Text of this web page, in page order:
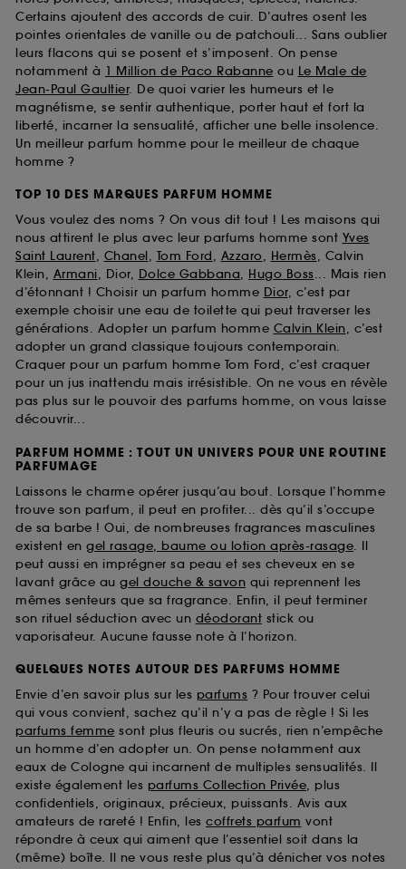
Certains ajoutent des accords de cuir. D’autres osent les
pointes orientales de vanille ou de patchouli... Sans oublier
leurs flacons qui se posent et s’imposent. On pense
notamment à 1 Million de Paco Rabanne ou Le Male de
Jean-Paul Gaultier. De quoi varier les humeurs et le
magnétisme, se sentir authentique, porter haut et fort la
liberté, incarner la sensualité, afficher une belle insolence.
Un meilleur parfum homme pour le meilleur de chaque
homme ?
TOP 10 DES MARQUES PARFUM HOMME
Vous voulez des noms ? On vous dit tout ! Les maisons qui
nous attirent le plus avec leur parfums homme sont Yves
Saint Laurent, Chanel, Tom Ford, Azzaro, Hermès, Calvin
Klein, Armani, Dior, Dolce Gabbana, Hugo Boss... Mais rien
d’étonnant ! Choisir un parfum homme Dior, c’est par
exemple choisir une eau de toilette qui peut traverser les
générations. Adopter un parfum homme Calvin Klein, c’est
adopter un grand classique toujours contemporain.
Craquer pour un parfum homme Tom Ford, c’est craquer
pour un jus inattendu mais irrésistible. On ne vous en révèle
pas plus sur le pouvoir des parfums homme, on vous laisse
découvrir...
PARFUM HOMME : TOUT UN UNIVERS POUR UNE ROUTINE
PARFUMAGE
Laissons le charme opérer jusqu’au bout. Lorsque l’homme
trouve son parfum, il peut en profiter... dès qu’il s’occupe
de sa barbe ! Oui, de nombreuses fragrances masculines
existent en gel rasage, baume ou lotion après-rasage. Il
peut aussi en imprégner sa peau et ses cheveux en se
lavant grâce au gel douche & savon qui reprennent les
mêmes senteurs que sa fragrance. Enfin, il peut terminer
son rituel séduction avec un déodorant stick ou
vaporisateur. Aucune fausse note à l’horizon.
QUELQUES NOTES AUTOUR DES PARFUMS HOMME
Envie d’en savoir plus sur les parfums ? Pour trouver celui
qui vous convient, sachez qu’il n’y a pas de règle ! Si les
parfums femme sont plus fleuris ou sucrés, rien n’empêche
un homme d’en adopter un. On pense notamment aux
eaux de Cologne qui incarnent de multiples sensualités. Il
existe également les parfums Collection Privée, plus
confidentiels, originaux, précieux, puissants. Avis aux
amateurs de rareté ! Enfin, les coffrets parfum vont
répondre à ceux qui aiment que l’essentiel soit dans la
(même) boîte. Il ne vous reste plus qu’à dénicher vos notes